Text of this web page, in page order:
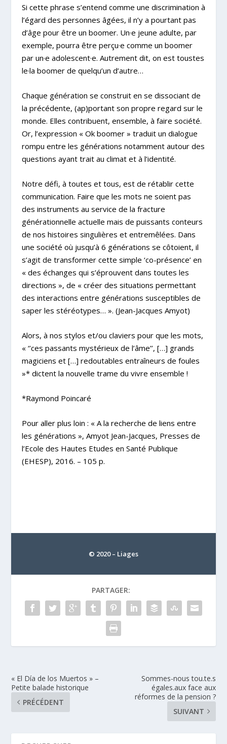
Si cette phrase s’entend comme une discrimination à
l’égard des personnes âgées, il n’y a pourtant pas
d’âge pour être un boomer. Un·e jeune adulte, par
exemple, pourra être perçu·e comme un boomer
par un·e adolescent·e. Autrement dit, on est toustes
le·la boomer de quelqu’un d’autre…
Chaque génération se construit en se dissociant de
la précédente, (ap)portant son propre regard sur le
monde. Elles contribuent, ensemble, à faire société.
Or, l’expression « Ok boomer » traduit un dialogue
rompu entre les générations notamment autour des
questions ayant trait au climat et à l’identité.
Notre défi, à toutes et tous, est de rétablir cette
communication. Faire que les mots ne soient pas
des instruments au service de la fracture
générationnelle actuelle mais de puissants conteurs
de nos histoires singulières et entremêlées. Dans
une société où jusqu’à 6 générations se côtoient, il
s’agit de transformer cette simple ‘co-présence’ en
« des échanges qui s’éprouvent dans toutes les
directions », de « créer des situations permettant
des interactions entre générations susceptibles de
saper les stéréotypes… ». (Jean-Jacques Amyot)
Alors, à nos stylos et/ou claviers pour que les mots,
« ‘’ces passants mystérieux de l’âme’’, […] grands
magiciens et […] redoutables entraîneurs de foules
»* dictent la nouvelle trame du vivre ensemble !
*Raymond Poincaré
Pour aller plus loin : « A la recherche de liens entre
les générations », Amyot Jean-Jacques, Presses de
l’Ecole des Hautes Etudes en Santé Publique
(EHESP), 2016. – 105 p.
© 2020 – Liages
PARTAGER:
« El Día de los Muertos » –
Petite balade historique
PRÉCÉDENT
Sommes-nous tou.te.s
égales.aux face aux
réformes de la pension ?
SUIVANT